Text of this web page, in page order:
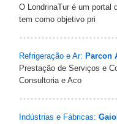
O LondrinaTur é um portal
tem como objetivo pri
Refrigeração e Ar: Parcon
Prestação de Serviços e
Consultoria e Aco
Indústrias e Fábricas: